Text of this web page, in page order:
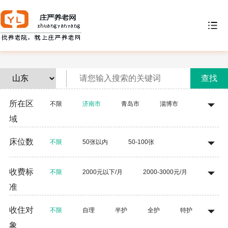
查找
所在区
域
不限 济南市 青岛市 淄博市
枣庄市 东营市 烟台市 潍坊市
莱芜市 临沂市 德州市 聊城市
滨州市 菏泽市
床位数 不限 50张以内 50-100张
收费标
准
不限 2000元以下/月 2000-3000元/月
3000-5000元/月 5000-8000元/月
收住对
象
不限 自理 半护 全护 特护